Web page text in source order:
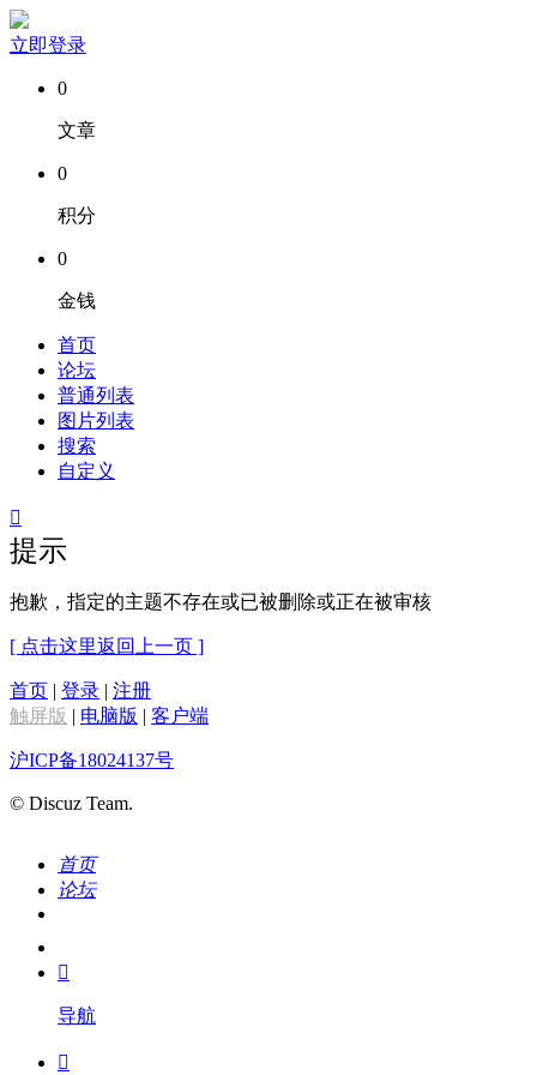
立即登录
0
文章
0
积分
0
金钱
首页
论坛
普通列表
图片列表
搜索
自定义

提示
抱歉，指定的主题不存在或已被删除或正在被审核
[ 点击这里返回上一页 ]
首页 | 登录 | 注册
触屏版 | 电脑版 | 客户端
沪ICP备18024137号
© Discuz Team.
首页
论坛
我的

导航
